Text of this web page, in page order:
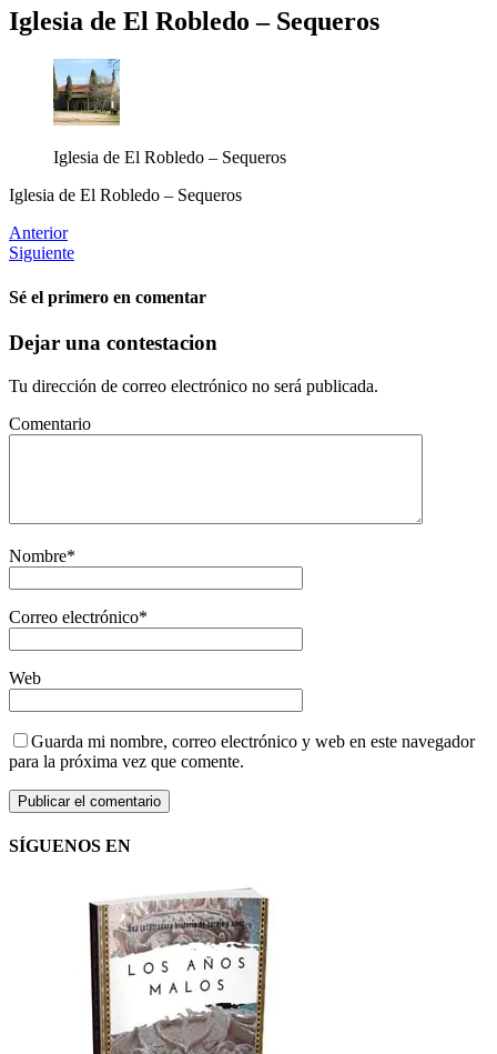
Iglesia de El Robledo – Sequeros
Iglesia de El Robledo – Sequeros
Iglesia de El Robledo – Sequeros
Anterior
Siguiente
Sé el primero en comentar
Dejar una contestacion
Tu dirección de correo electrónico no será publicada.
Comentario
Nombre*
Correo electrónico*
Web
Guarda mi nombre, correo electrónico y web en este navegador
para la próxima vez que comente.
SÍGUENOS EN